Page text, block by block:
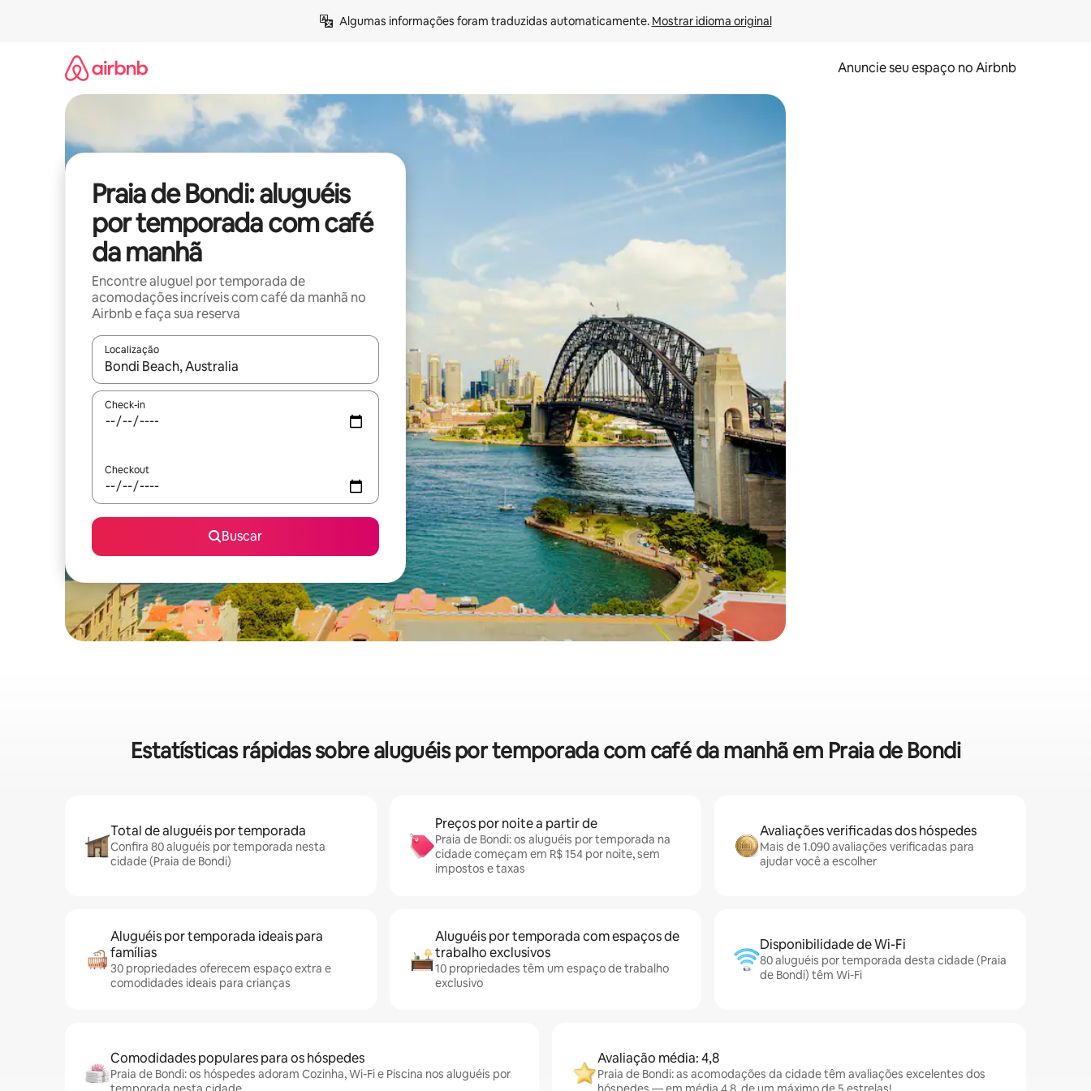
Algumas informações foram traduzidas automaticamente. Mostrar idioma original
Anuncie seu espaço no Airbnb
Praia de Bondi: aluguéis
por temporada com café
da manhã
Encontre aluguel por temporada de
acomodações incríveis com café da manhã no
Airbnb e faça sua reserva
Localização
Quando os resultados estiverem disponíveis, explore-os usando as seta para cima e para baixo do teclado ou tocando e deslizando o dedo na tela.
Check-in
Checkout
Buscar
Estatísticas rápidas sobre aluguéis por temporada com café da manhã em Praia de Bondi
Total de aluguéis por temporada
Confira 80 aluguéis por temporada nesta
cidade (Praia de Bondi)
Preços por noite a partir de
Praia de Bondi: os aluguéis por temporada na
cidade começam em R$ 154 por noite, sem
impostos e taxas
Avaliações verificadas dos hóspedes
Mais de 1.090 avaliações verificadas para
ajudar você a escolher
Aluguéis por temporada ideais para
famílias
30 propriedades oferecem espaço extra e
comodidades ideais para crianças
Aluguéis por temporada com espaços de
trabalho exclusivos
10 propriedades têm um espaço de trabalho
exclusivo
Disponibilidade de Wi-Fi
80 aluguéis por temporada desta cidade (Praia
de Bondi) têm Wi-Fi
Comodidades populares para os hóspedes
Praia de Bondi: os hóspedes adoram Cozinha, Wi-Fi e Piscina nos aluguéis por
Avaliação média: 4,8
Praia de Bondi: as acomodações da cidade têm avaliações excelentes dos